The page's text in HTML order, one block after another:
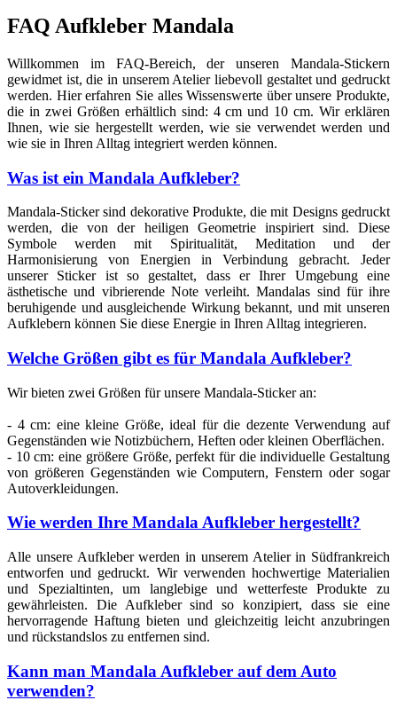
FAQ Aufkleber Mandala
Willkommen im FAQ-Bereich, der unseren Mandala-Stickern
gewidmet ist, die in unserem Atelier liebevoll gestaltet und gedruckt
werden. Hier erfahren Sie alles Wissenswerte über unsere Produkte,
die in zwei Größen erhältlich sind: 4 cm und 10 cm. Wir erklären
Ihnen, wie sie hergestellt werden, wie sie verwendet werden und
wie sie in Ihren Alltag integriert werden können.
Was ist ein Mandala Aufkleber?
Mandala-Sticker sind dekorative Produkte, die mit Designs gedruckt
werden, die von der heiligen Geometrie inspiriert sind. Diese
Symbole werden mit Spiritualität, Meditation und der
Harmonisierung von Energien in Verbindung gebracht. Jeder
unserer Sticker ist so gestaltet, dass er Ihrer Umgebung eine
ästhetische und vibrierende Note verleiht. Mandalas sind für ihre
beruhigende und ausgleichende Wirkung bekannt, und mit unseren
Aufklebern können Sie diese Energie in Ihren Alltag integrieren.
Welche Größen gibt es für Mandala Aufkleber?
Wir bieten zwei Größen für unsere Mandala-Sticker an:
- 4 cm: eine kleine Größe, ideal für die dezente Verwendung auf
Gegenständen wie Notizbüchern, Heften oder kleinen Oberflächen.
- 10 cm: eine größere Größe, perfekt für die individuelle Gestaltung
von größeren Gegenständen wie Computern, Fenstern oder sogar
Autoverkleidungen.
Wie werden Ihre Mandala Aufkleber hergestellt?
Alle unsere Aufkleber werden in unserem Atelier in Südfrankreich
entworfen und gedruckt. Wir verwenden hochwertige Materialien
und Spezialtinten, um langlebige und wetterfeste Produkte zu
gewährleisten. Die Aufkleber sind so konzipiert, dass sie eine
hervorragende Haftung bieten und gleichzeitig leicht anzubringen
und rückstandslos zu entfernen sind.
Kann man Mandala Aufkleber auf dem Auto
verwenden?